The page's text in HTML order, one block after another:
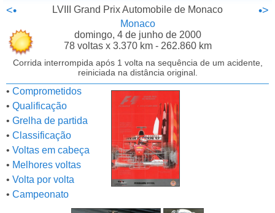
<• LVIII Grand Prix Automobile de Monaco •>
Monaco
domingo, 4 de junho de 2000
78 voltas x 3.370 km - 262.860 km
Corrida interrompida após 1 volta na sequência de um acidente,
reiniciada na distância original.
• Comprometidos
• Qualificação
• Grelha de partida
• Classificação
• Voltas em cabeça
• Melhores voltas
• Volta por volta
• Campeonato